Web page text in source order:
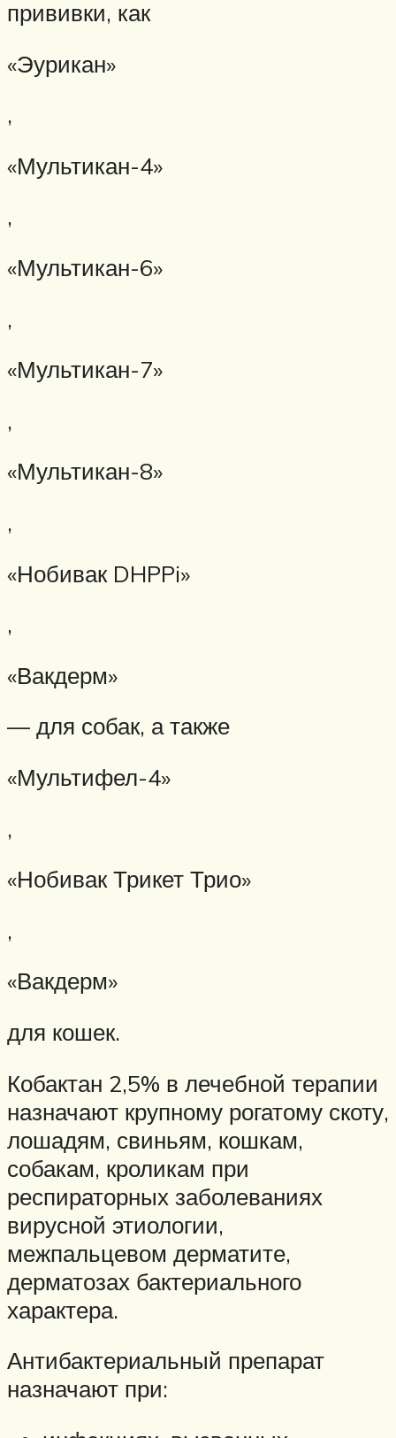
прививки, как
«Эурикан»
,
«Мультикан-4»
,
«Мультикан-6»
,
«Мультикан-7»
,
«Мультикан-8»
,
«Нобивак DHPPi»
,
«Вакдерм»
— для собак, а также
«Мультифел-4»
,
«Нобивак Трикет Трио»
,
«Вакдерм»
для кошек.
Кобактан 2,5% в лечебной терапии
назначают крупному рогатому скоту,
лошадям, свиньям, кошкам,
собакам, кроликам при
респираторных заболеваниях
вирусной этиологии,
межпальцевом дерматите,
дерматозах бактериального
характера.
Антибактериальный препарат
назначают при: